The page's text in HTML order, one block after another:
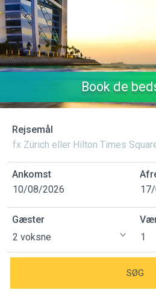
Book de
Rejsemål
Ankomst
Gæster
SØG